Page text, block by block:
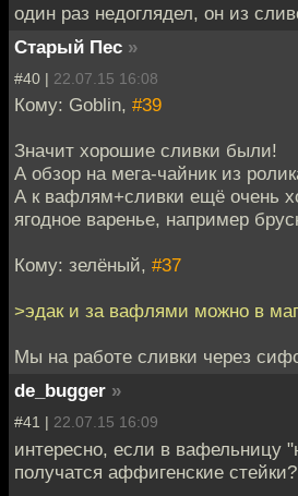
один раз недоглядел, он из
Старый Пес »
#40 | 22.07.15 16:08
Кому: Goblin, #39
Значит хорошие сливки были!
А обзор на мега-чайник из
А к вафлям+сливки ещё очень
ягодное варенье, например
Кому: зелёный, #37
>эдак и за вафлями можно в
Мы на работе сливки через
de_bugger »
#41 | 22.07.15 16:09
интересно, если в вафельницу
получатся аффигенские